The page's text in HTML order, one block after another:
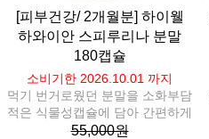
[피부건강/ 2개월분] 하이웰
하와이안 스피루리나 분말
180캡슐
소비기한 2026.10.01 까지
먹기 번거로웠던 분말을 소화부담
적은 식물성캡슐에 담아 간편하게
55,000원